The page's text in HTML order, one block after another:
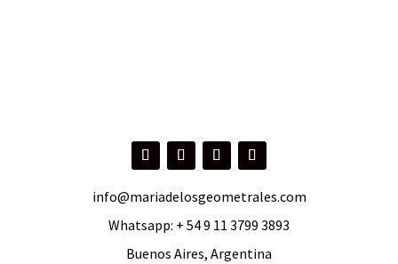
info@mariadelosgeometrales.com
Whatsapp: + 54 9 11 3799 3893
Buenos Aires, Argentina